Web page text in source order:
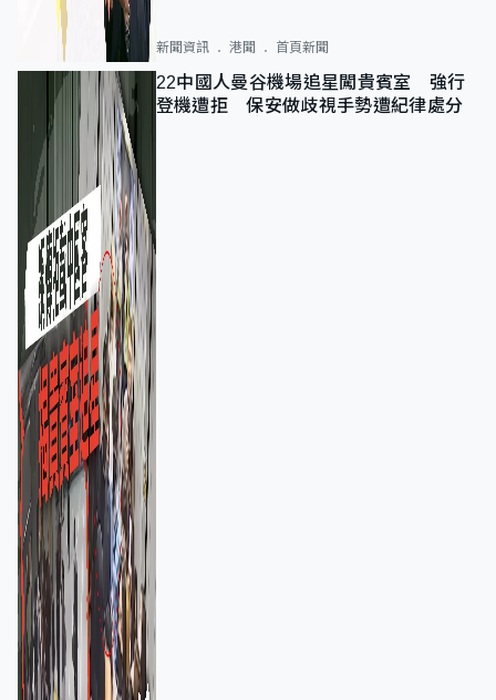
新聞資訊 港聞 首頁新聞
22中國人曼谷機場追星闖貴賓室 強行
登機遭拒 保安做歧視手勢遭紀律處分